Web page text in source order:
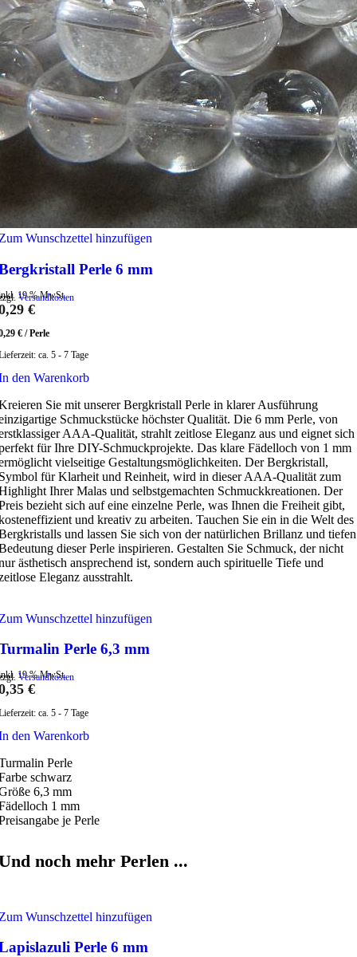
Wunschzettel hinzufügen
Perle 6 mm
19 % MwSt.
Versandkosten
€
€ /Perle
ca. 5 - 7 Tage
den Warenkorb
Sie mit unserer Bergkristall Perle in klarer Ausführung
Schmuckstücke höchster Qualität. Die 6 mm Perle, von
AAA-Qualität, strahlt zeitlose Eleganz aus und eignet sich
für Ihre DIY-Schmuckprojekte. Das klare Fädelloch von 1 mm
vielseitige Gestaltungsmöglichkeiten. Der Bergkristall,
für Klarheit und Reinheit, wird in dieser AAA-Qualität zum
Ihrer Malas und selbstgemachten Schmuckkreationen. Der
bezieht sich auf eine einzelne Perle, was Ihnen die Freiheit gibt,
und kreativ zu arbeiten. Tauchen Sie ein in die Welt des
und lassen Sie sich von der natürlichen Brillanz und tiefen
dieser Perle inspirieren. Gestalten Sie Schmuck, der nicht
ästhetisch ansprechend ist, sondern auch spirituelle Tiefe und
Eleganz ausstrahlt.
Wunschzettel hinzufügen
Perle 6,3 mm
19 % MwSt.
Versandkosten
€
ca. 5 - 7 Tage
den Warenkorb
Perle
schwarz
6,3 mm
1 mm
je Perle
noch mehr Perlen ...
Wunschzettel hinzufügen
Perle 6 mm